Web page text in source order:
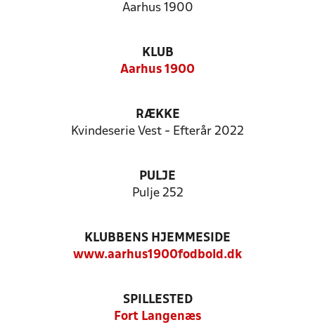
Aarhus 1900
KLUB
Aarhus 1900
RÆKKE
Kvindeserie Vest - Efterår 2022
PULJE
Pulje 252
KLUBBENS HJEMMESIDE
www.aarhus1900fodbold.dk
SPILLESTED
Fort Langenæs